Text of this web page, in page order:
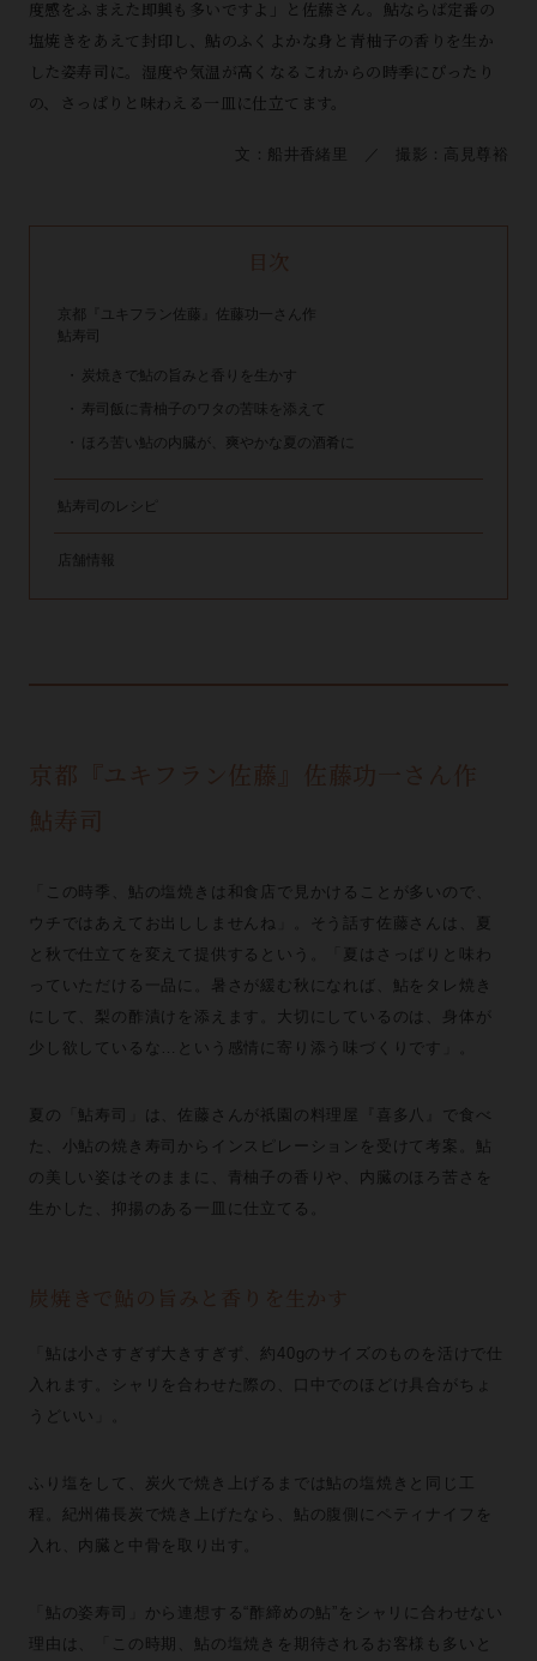
度感をふまえた即興も多いですよ」と佐藤さん。鮎ならば定番の
塩焼きをあえて封印し、鮎のふくよかな身と青柚子の香りを生か
した姿寿司に。湿度や気温が高くなるこれからの時季にぴったり
の、さっぱりと味わえる一皿に仕立てます。
文：船井香緒里 ／ 撮影：高見尊裕
目次
京都『ユキフラン佐藤』佐藤功一さん作
鮎寿司
炭焼きで鮎の旨みと香りを生かす
寿司飯に青柚子のワタの苦味を添えて
ほろ苦い鮎の内臓が、爽やかな夏の酒肴に
鮎寿司のレシピ
店舗情報
京都『ユキフラン佐藤』佐藤功一さん作
鮎寿司
「この時季、鮎の塩焼きは和食店で見かけることが多いので、
ウチではあえてお出ししませんね」。そう話す佐藤さんは、夏
と秋で仕立てを変えて提供するという。「夏はさっぱりと味わ
っていただける一品に。暑さが緩む秋になれば、鮎をタレ焼き
にして、梨の酢漬けを添えます。大切にしているのは、身体が
少し欲しているな…という感情に寄り添う味づくりです」。
夏の「鮎寿司」は、佐藤さんが祇園の料理屋『喜多八』で食べ
た、小鮎の焼き寿司からインスピレーションを受けて考案。鮎
の美しい姿はそのままに、青柚子の香りや、内臓のほろ苦さを
生かした、抑揚のある一皿に仕立てる。
炭焼きで鮎の旨みと香りを生かす
「鮎は小さすぎず大きすぎず、約40gのサイズのものを活けで仕
入れます。シャリを合わせた際の、口中でのほどけ具合がちょ
うどいい」。
ふり塩をして、炭火で焼き上げるまでは鮎の塩焼きと同じ工
程。紀州備長炭で焼き上げたなら、鮎の腹側にペティナイフを
入れ、内臓と中骨を取り出す。
「鮎の姿寿司」から連想する“酢締めの鮎”をシャリに合わせない
理由は、「この時期、鮎の塩焼きを期待されるお客様も多いと